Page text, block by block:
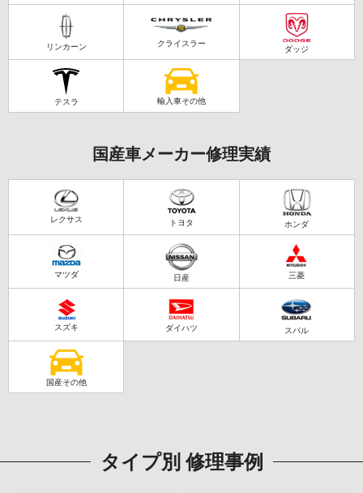
リンカーン クライスラー ダッジ
テスラ 輸入車その他
国産車メーカー修理実績
レクサス トヨタ ホンダ
マツダ 日産 三菱
スズキ ダイハツ スバル
国産その他
タイプ別 修理事例